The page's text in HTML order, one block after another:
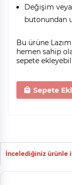
Değişim
butonundan
Bu ürüne
hemen sahip
sepete
Sepete
İncelediğiniz ürünle